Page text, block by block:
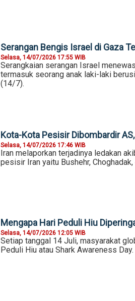
Serangan Bengis Israel di Gaza
Selasa, 14/07/2026 17:55 WIB
Serangkaian serangan Israel
termasuk seorang anak laki-laki
(14/7).
Kota-Kota Pesisir Dibombardir
Selasa, 14/07/2026 17:46 WIB
Iran melaporkan terjadinya ledakan
pesisir Iran yaitu Bushehr,
Mengapa Hari Peduli Hiu
Selasa, 14/07/2026 12:05 WIB
Setiap tanggal 14 Juli, masyarakat
Peduli Hiu atau Shark Awareness Day.